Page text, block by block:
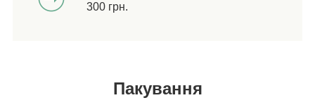
300 грн.
Пакування